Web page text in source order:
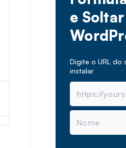
e
Digite o URL do
instalar
N
m